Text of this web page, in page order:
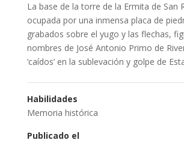
La base de la torre de la Ermita de San
ocupada por una inmensa placa de
grabados sobre el yugo y las flechas,
nombres de José Antonio Primo de
‘caídos’ en la sublevación y golpe de
Habilidades
Memoria histórica
Publicado el